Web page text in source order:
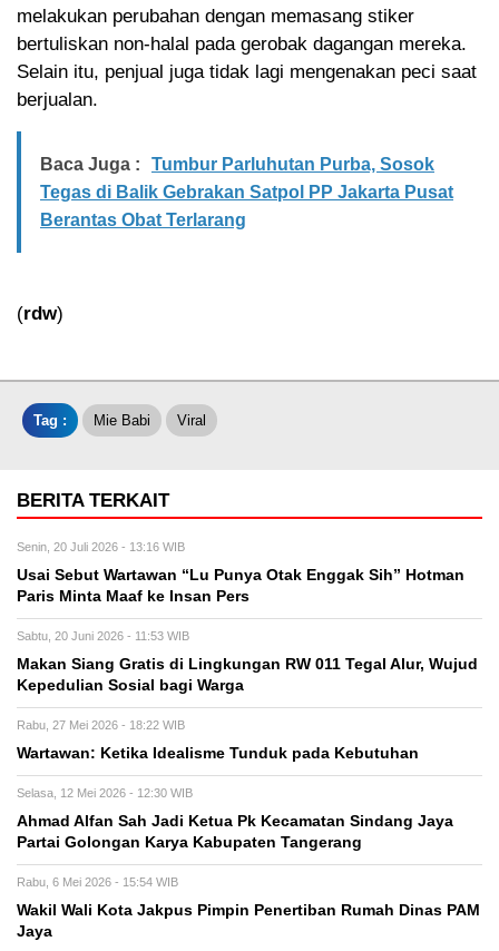
melakukan perubahan dengan memasang stiker
bertuliskan non-halal pada gerobak dagangan mereka.
Selain itu, penjual juga tidak lagi mengenakan peci saat
berjualan.
Baca Juga :
Tumbur Parluhutan Purba, Sosok
Tegas di Balik Gebrakan Satpol PP Jakarta Pusat
Berantas Obat Terlarang
(rdw)
Tag : Mie Babi Viral
BERITA TERKAIT
Senin, 20 Juli 2026 - 13:16 WIB
Usai Sebut Wartawan “Lu Punya Otak Enggak Sih” Hotman
Paris Minta Maaf ke Insan Pers
Sabtu, 20 Juni 2026 - 11:53 WIB
Makan Siang Gratis di Lingkungan RW 011 Tegal Alur, Wujud
Kepedulian Sosial bagi Warga
Rabu, 27 Mei 2026 - 18:22 WIB
Wartawan: Ketika Idealisme Tunduk pada Kebutuhan
Selasa, 12 Mei 2026 - 12:30 WIB
‎Ahmad Alfan Sah Jadi Ketua Pk Kecamatan Sindang Jaya
Partai Golongan Karya Kabupaten Tangerang
Rabu, 6 Mei 2026 - 15:54 WIB
Wakil Wali Kota Jakpus Pimpin Penertiban Rumah Dinas PAM
Jaya